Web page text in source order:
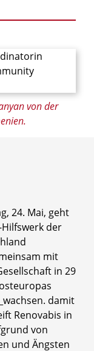
von der
24. Mai, geht
der
mit
in 29
damit
Renovabis in
von
und Ängsten